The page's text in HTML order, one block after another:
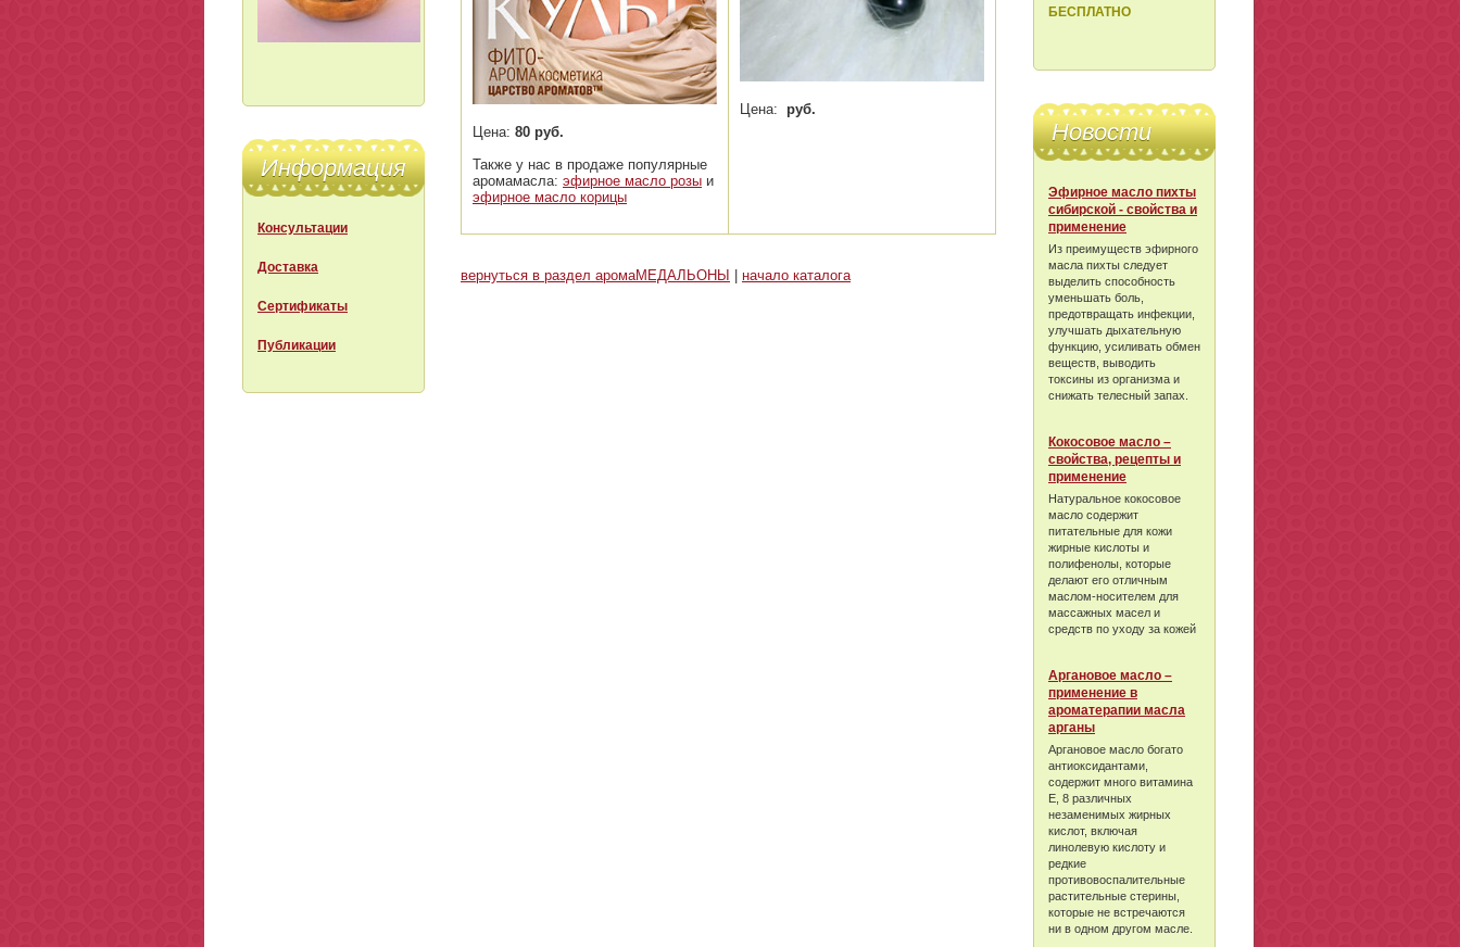
Информация
Консультации
Доставка
Сертификаты
Публикации
Цена: 80 руб.
Также у нас в продаже популярные
аромамасла: эфирное масло розы и
эфирное масло корицы
Цена: руб.
вернуться в раздел аромаМЕДАЛЬОНЫ начало каталога
БЕСПЛАТНО
Новости
Эфирное масло пихты
сибирской - свойства и
применение
Из преимуществ эфирного
масла пихты следует
выделить способность
уменьшать боль,
предотвращать инфекции,
улучшать дыхательную
функцию, усиливать обмен
веществ, выводить
токсины из организма и
снижать телесный запах.
Кокосовое масло –
свойства, рецепты и
применение
Натуральное кокосовое
масло содержит
питательные для кожи
жирные кислоты и
полифенолы, которые
делают его отличным
маслом-носителем для
массажных масел и
средств по уходу за кожей
Аргановое масло –
применение в
ароматерапии масла
арганы
Аргановое масло богато
антиоксидантами,
содержит много витамина
Е, 8 различных
незаменимых жирных
кислот, включая
линолевую кислоту и
редкие
противовоспалительные
растительные стерины,
которые не встречаются
ни в одном другом масле.